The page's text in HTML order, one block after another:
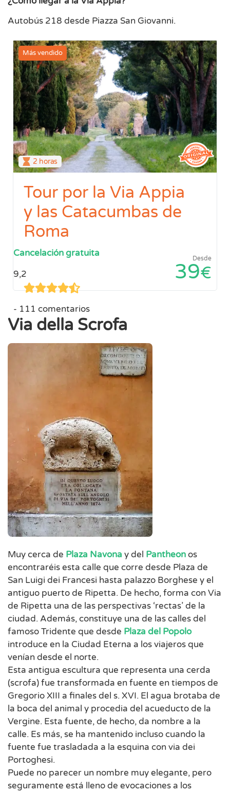
Autobús 218 desde Piazza San Giovanni.
Más vendido
2 horas
Tour por la Via Appia
y las Catacumbas de
Roma
9,2
111 comentarios
Desde
39€
Cancelación gratuita
Via della Scrofa
Muy cerca de Plaza Navona y del Pantheonos
encontraréis esta calle que corre desde Plaza de
San Luigi dei Francesi hasta palazzo Borghese y el
antiguo puerto de Ripetta. De hecho, forma con Via
de Ripetta una de las perspectivas ‘rectas’ de la
ciudad. Además, constituye una de las calles del
famoso Tridente que desde Plaza del Popolo
introduce en la Ciudad Eterna a los viajeros que
venían desde el norte.
Esta antigua escultura que representa una cerda
(scrofa) fue transformada en fuente en tiempos de
Gregorio XIII a finales del s. XVI. El agua brotaba de
la boca del animal y procedia del acueducto de la
Vergine. Esta fuente, de hecho, da nombre a la
calle. Es más, se ha mantenido incluso cuando la
fuente fue trasladada a la esquina con via dei
Portoghesi.
Puede no parecer un nombre muy elegante, pero
seguramente está lleno de evocaciones a los